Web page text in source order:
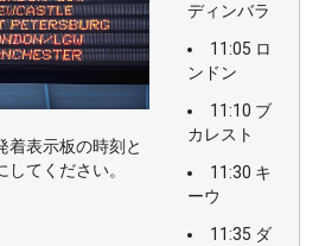
着表示板の時刻と
てください。
ディンバラ
11:05 ロ
ンドン
11:10 ブ
カレスト
11:30 キ
ーウ
11:35 ダ